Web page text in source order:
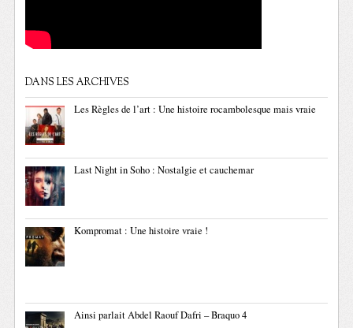
DANS LES ARCHIVES
Les Règles de l’art : Une histoire rocambolesque mais vraie
Last Night in Soho : Nostalgie et cauchemar
Kompromat : Une histoire vraie !
Ainsi parlait Abdel Raouf Dafri – Braquo 4